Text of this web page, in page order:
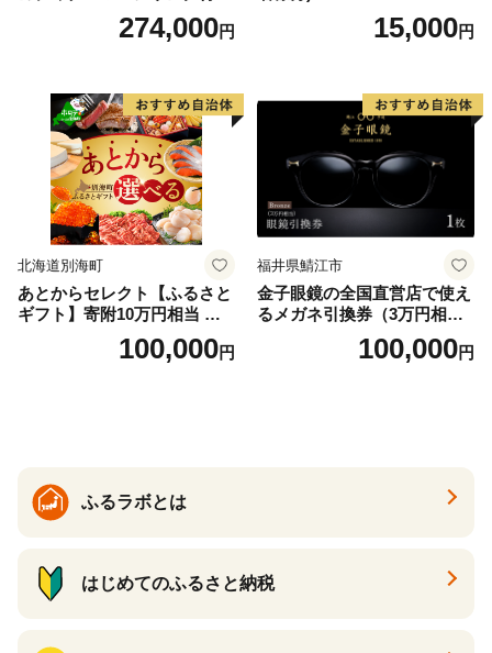
泊プラン＜デラックスツイン
274,000円 15,000円
北海道別海町
あとからセレクト【ふるさと
ギフト】寄附10万円相当 あ
とから選べる！ ギフト いく
ら ほたて 海鮮 牛肉 別海町
ギフト ふるさと納税 ）
100,000円
福井県鯖江市
金子眼鏡の全国直営店で使え
るメガネ引換券（3万円相
100,000円
ふるラボとは
はじめてのふるさと納税